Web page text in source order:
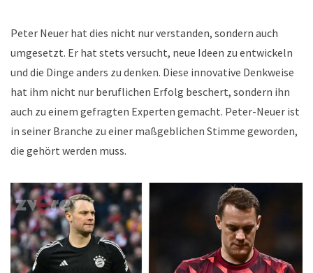
Peter Neuer hat dies nicht nur verstanden, sondern auch
umgesetzt. Er hat stets versucht, neue Ideen zu entwickeln
und die Dinge anders zu denken. Diese innovative Denkweise
hat ihm nicht nur beruflichen Erfolg beschert, sondern ihn
auch zu einem gefragten Experten gemacht. Peter-Neuer ist
in seiner Branche zu einer maßgeblichen Stimme geworden,
die gehört werden muss.